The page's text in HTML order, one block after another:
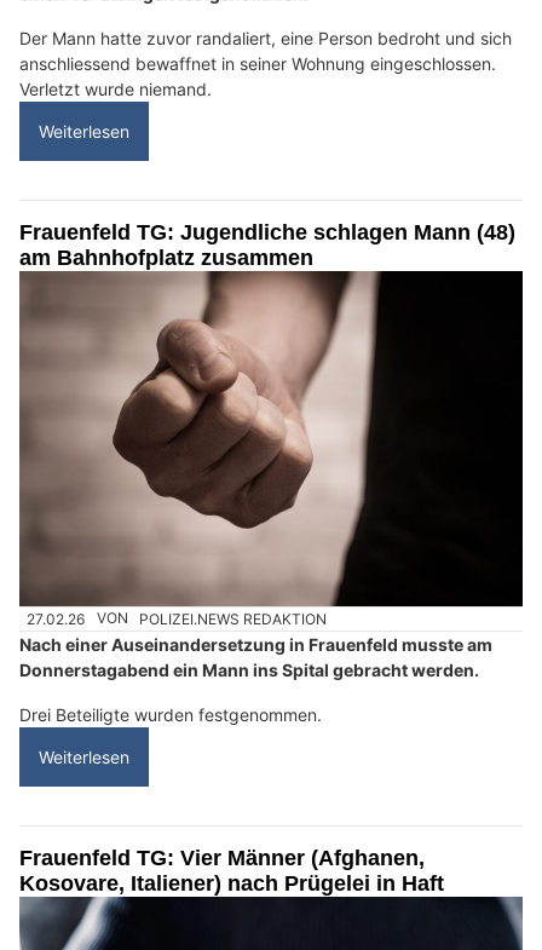
Der Mann hatte zuvor randaliert, eine Person bedroht und sich
anschliessend bewaffnet in seiner Wohnung eingeschlossen.
Verletzt wurde niemand.
Weiterlesen
Frauenfeld TG: Jugendliche schlagen Mann (48)
am Bahnhofplatz zusammen
27.02.26 VON POLIZEI.NEWS REDAKTION
Nach einer Auseinandersetzung in Frauenfeld musste am
Donnerstagabend ein Mann ins Spital gebracht werden.
Drei Beteiligte wurden festgenommen.
Weiterlesen
Frauenfeld TG: Vier Männer (Afghanen,
Kosovare, Italiener) nach Prügelei in Haft